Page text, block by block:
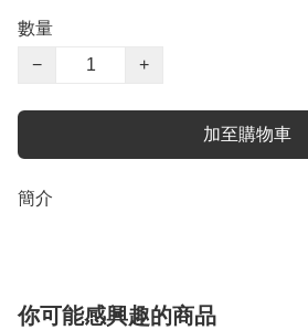
數量
−
+
加至購物車
簡介
你可能感興趣的商品